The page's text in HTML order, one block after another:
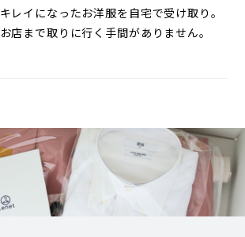
キレイになったお洋服を自宅で受け取り。
お店まで取りに行く手間がありません。